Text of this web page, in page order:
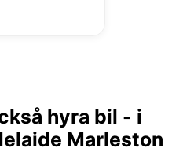
hyra bil - i
Marleston